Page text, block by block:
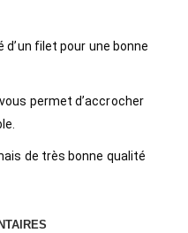
filet pour une bonne
permet d’accrocher
de très bonne qualité